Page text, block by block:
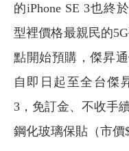
的iPhone SE 3也終
型裡價格最親民的
點開始預購，傑昇
自即日起至全台傑
3，免訂金、不收手
鋼化玻璃保貼（市價